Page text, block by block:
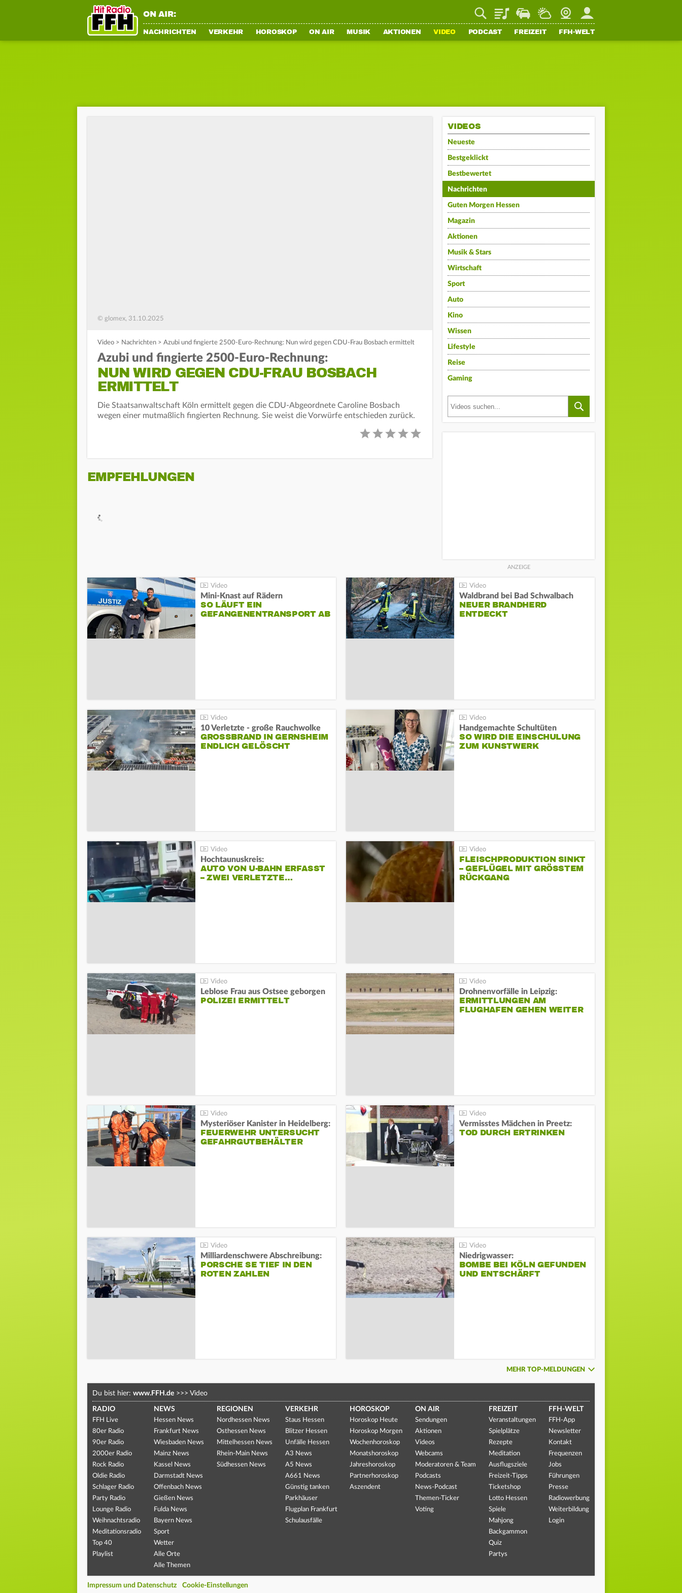
ON AIR: PlaylistStaupilotWetterWebcamMein FFH
NACHRICHTEN VERKEHR HOROSKOP ON AIR MUSIK AKTIONEN VIDEO PODCAST FREIZEIT FFH-WELT
© glomex, 31.10.2025
Video > Nachrichten > Azubi und fingierte 2500-Euro-Rechnung: Nun wird gegen CDU-Frau Bosbach ermittelt
Azubi und fingierte 2500-Euro-Rechnung:
NUN WIRD GEGEN CDU-FRAU BOSBACH
ERMITTELT
Die Staatsanwaltschaft Köln ermittelt gegen die CDU-Abgeordnete Caroline Bosbach
wegen einer mutmaßlich fingierten Rechnung. Sie weist die Vorwürfe entschieden zurück.
EMPFEHLUNGEN
VIDEOS
Neueste
Bestgeklickt
Bestbewertet
Nachrichten
Guten Morgen Hessen
Magazin
Aktionen
Musik & Stars
Wirtschaft
Sport
Auto
Kino
Wissen
Lifestyle
Reise
Gaming
Mini-Knast auf Rädern
SO LÄUFT EIN
GEFANGENENTRANSPORT AB
Waldbrand bei Bad Schwalbach
NEUER BRANDHERD
ENTDECKT
10 Verletzte - große Rauchwolke
GROSSBRAND IN GERNSHEIM E
NDLICH GELÖSCHT
Handgemachte Schultüten
SO WIRD DIE EINSCHULUNG
ZUM KUNSTWERK
Hochtaunuskreis:
AUTO VON U-BAHN ERFASST
– ZWEI VERLETZTE…
FLEISCHPRODUKTION SINKT
– GEFLÜGEL MIT GRÖSSTEM R
ÜCKGANG
Leblose Frau aus Ostsee geborgen
POLIZEI ERMITTELT
Drohnenvorfälle in Leipzig:
ERMITTLUNGEN AM
FLUGHAFEN GEHEN WEITER
Mysteriöser Kanister in Heidelberg:
FEUERWEHR UNTERSUCHT
GEFAHRGUTBEHÄLTER
Vermisstes Mädchen in Preetz:
TOD DURCH ERTRINKEN
Milliardenschwere Abschreibung:
PORSCHE SE TIEF IN DEN
ROTEN ZAHLEN
Niedrigwasser:
BOMBE BEI KÖLN GEFUNDEN
UND ENTSCHÄRFT
MEHR TOP-MELDUNGEN
Du bist hier: www.FFH.de >>> Video
RADIO
FFH Live
80er Radio
90er Radio
2000er Radio
Rock Radio
Oldie Radio
Schlager Radio
Party Radio
Lounge Radio
Weihnachtsradio
Meditationsradio
Top 40
Playlist
NEWS
Hessen News
Frankfurt News
Wiesbaden News
Mainz News
Kassel News
Darmstadt News
Offenbach News
Gießen News
Fulda News
Bayern News
Sport
Wetter
Alle Orte
Alle Themen
REGIONEN
Nordhessen News
Osthessen News
Mittelhessen News
Rhein-Main News
Südhessen News
VERKEHR
Staus Hessen
Blitzer Hessen
Unfälle Hessen
A3 News
A5 News
A661 News
Günstig tanken
Parkhäuser
Flugplan Frankfurt
Schulausfälle
HOROSKOP
Horoskop Heute
Horoskop Morgen
Wochenhoroskop
Monatshoroskop
Jahreshoroskop
Partnerhoroskop
Aszendent
ON AIR
Sendungen
Aktionen
Videos
Webcams
Moderatoren & Team
Podcasts
News-Podcast
Themen-Ticker
Voting
FREIZEIT
Veranstaltungen
Spielplätze
Rezepte
Meditation
Ausflugsziele
Freizeit-Tipps
Ticketshop
Lotto Hessen
Spiele
Mahjong
Backgammon
Quiz
Partys
FFH-WELT
FFH-App
Newsletter
Kontakt
Frequenzen
Jobs
Führungen
Presse
Radiowerbung
Weiterbildung
Login
Impressum und Datenschutz Cookie-Einstellungen